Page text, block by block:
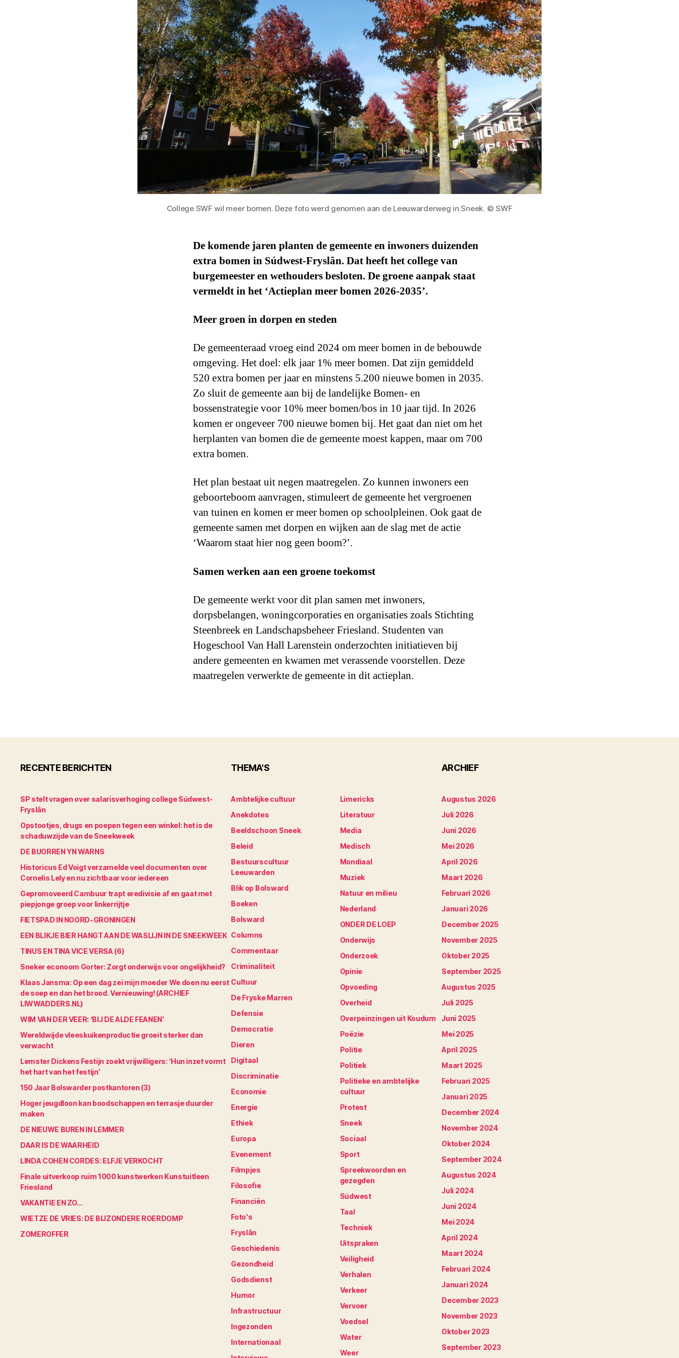
College SWF wil meer bomen. Deze foto werd genomen aan de Leeuwarderweg in Sneek. © SWF
De komende jaren planten de gemeente en inwoners duizenden
extra bomen in Súdwest-Fryslân. Dat heeft het college van
burgemeester en wethouders besloten. De groene aanpak staat
vermeldt in het ‘Actieplan meer bomen 2026-2035’.
Meer groen in dorpen en steden
De gemeenteraad vroeg eind 2024 om meer bomen in de bebouwde
omgeving. Het doel: elk jaar 1% meer bomen. Dat zijn gemiddeld
520 extra bomen per jaar en minstens 5.200 nieuwe bomen in 2035.
Zo sluit de gemeente aan bij de landelijke Bomen- en
bossenstrategie voor 10% meer bomen/bos in 10 jaar tijd. In 2026
komen er ongeveer 700 nieuwe bomen bij. Het gaat dan niet om het
herplanten van bomen die de gemeente moest kappen, maar om 700
extra bomen.
Het plan bestaat uit negen maatregelen. Zo kunnen inwoners een
geboorteboom aanvragen, stimuleert de gemeente het vergroenen
van tuinen en komen er meer bomen op schoolpleinen. Ook gaat de
gemeente samen met dorpen en wijken aan de slag met de actie
‘Waarom staat hier nog geen boom?’.
Samen werken aan een groene toekomst
De gemeente werkt voor dit plan samen met inwoners,
dorpsbelangen, woningcorporaties en organisaties zoals Stichting
Steenbreek en Landschapsbeheer Friesland. Studenten van
Hogeschool Van Hall Larenstein onderzochten initiatieven bij
andere gemeenten en kwamen met verassende voorstellen. Deze
maatregelen verwerkte de gemeente in dit actieplan.
RECENTE BERICHTEN
SP stelt vragen over salarisverhoging college Súdwest-
Fryslân
Opstootjes, drugs en poepen tegen een winkel: het is de
schaduwzijde van de Sneekweek
DE BUORREN YN WARNS
Historicus Ed Voigt verzamelde veel documenten over
Cornelis Lely en nu zichtbaar voor iedereen
Gepromoveerd Cambuur trapt eredivisie af en gaat met
piepjonge groep voor linkerrijtje
FIETSPAD IN NOORD-GRONINGEN
EEN BLIKJE BIER HANGT AAN DE WASLIJN IN DE SNEEKWEEK
TINUS EN TINA VICE VERSA (6)
Sneker econoom Gorter: Zorgt onderwijs voor ongelijkheid?
Klaas Jansma: Op een dag zei mijn moeder We doen nu eerst
de soep en dan het brood. Vernieuwing! (ARCHIEF
LIWWADDERS.NL)
WIM VAN DER VEER: ‘BIJ DE ALDE FEANEN’
Wereldwijde vleeskuikenproductie groeit sterker dan
verwacht
Lemster Dickens Festijn zoekt vrijwilligers: ‘Hun inzet vormt
het hart van het festijn’
150 Jaar Bolswarder postkantoren (3)
Hoger jeugdloon kan boodschappen en terrasje duurder
maken
DE NIEUWE BUREN IN LEMMER
DAAR IS DE WAARHEID
LINDA COHEN CORDES: ELFJE VERKOCHT
Finale uitverkoop ruim 1000 kunstwerken Kunstuitleen
Friesland
VAKANTIE EN ZO…
WIETZE DE VRIES: DE BIJZONDERE ROERDOMP
ZOMEROFFER
THEMA'S
Ambtelijke cultuur
Anekdotes
Beeldschoon Sneek
Beleid
Bestuurscultuur
Leeuwarden
Blik op Bolsward
Boeken
Bolsward
Columns
Commentaar
Criminaliteit
Cultuur
De Fryske Marren
Defensie
Democratie
Dieren
Digitaal
Discriminatie
Economie
Energie
Ethiek
Europa
Evenement
Filmpjes
Filosofie
Financiën
Foto's
Fryslân
Geschiedenis
Gezondheid
Godsdienst
Humor
Infrastructuur
Ingezonden
Internationaal
Limericks
Literatuur
Media
Medisch
Mondiaal
Muziek
Natuur en milieu
Nederland
ONDER DE LOEP
Onderwijs
Onderzoek
Opinie
Opvoeding
Overheid
Overpeinzingen uit Koudum
Poëzie
Politie
Politiek
Politieke en ambtelijke
cultuur
Protest
Sneek
Sociaal
Sport
Spreekwoorden en
gezegden
Súdwest
Taal
Techniek
Uitspraken
Veiligheid
Verhalen
Verkeer
Vervoer
Voedsel
Water
Weer
ARCHIEF
Augustus 2026
Juli 2026
Juni 2026
Mei 2026
April 2026
Maart 2026
Februari 2026
Januari 2026
December 2025
November 2025
Oktober 2025
September 2025
Augustus 2025
Juli 2025
Juni 2025
Mei 2025
April 2025
Maart 2025
Februari 2025
Januari 2025
December 2024
November 2024
Oktober 2024
September 2024
Augustus 2024
Juli 2024
Juni 2024
Mei 2024
April 2024
Maart 2024
Februari 2024
Januari 2024
December 2023
November 2023
Oktober 2023
September 2023